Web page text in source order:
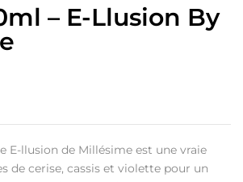
– E-Llusion By
E-llusion de Millésime est une vraie
de cerise, cassis et violette pour un